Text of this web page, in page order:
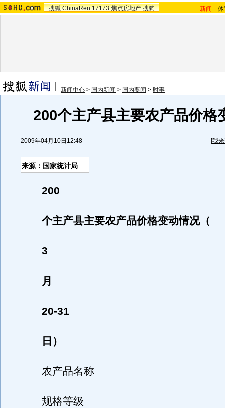
搜狐 ChinaRen 17173 焦点房地产 搜狗 新闻 -
新闻中心 > 国内新闻 > 国内要闻 > 时事
200个主产县主要农产品价格
2009年04月10日12:48 [我
来源：国家统计局
200
个主产县主要农产品价格变动情况（
3
月
20-31
日）
农产品名称
规格等级